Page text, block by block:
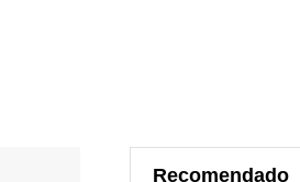
Recomendado